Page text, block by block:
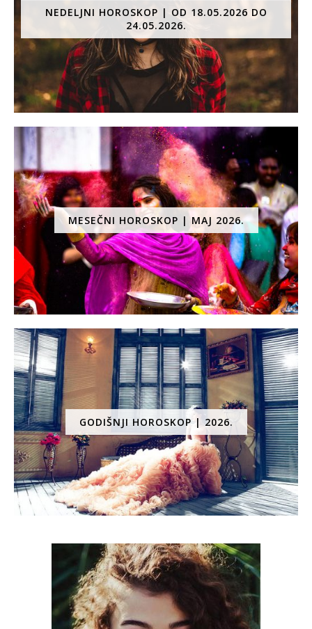
NEDELJNI HOROSKOP | OD 18.05.2026 DO
24.05.2026.
MESEČNI HOROSKOP | MAJ 2026.
GODIŠNJI HOROSKOP | 2026.